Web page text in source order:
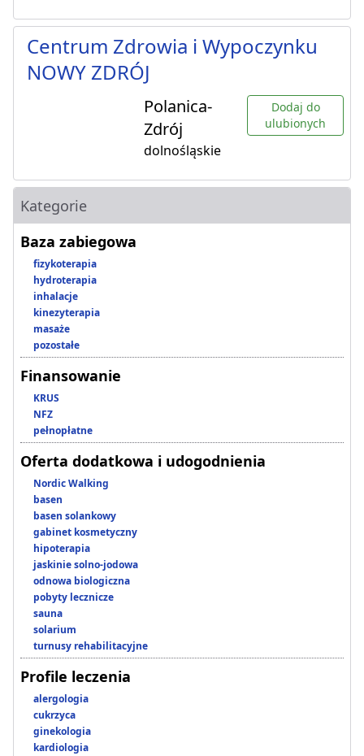
Centrum Zdrowia i Wypoczynku
NOWY ZDRÓJ
Polanica-
Zdrój
dolnośląskie
Dodaj do
ulubionych
Kategorie
Baza zabiegowa
fizykoterapia
hydroterapia
inhalacje
kinezyterapia
masaże
pozostałe
Finansowanie
KRUS
NFZ
pełnopłatne
Oferta dodatkowa i udogodnienia
Nordic Walking
basen
basen solankowy
gabinet kosmetyczny
hipoterapia
jaskinie solno-jodowa
odnowa biologiczna
pobyty lecznicze
sauna
solarium
turnusy rehabilitacyjne
Profile leczenia
alergologia
cukrzyca
ginekologia
kardiologia